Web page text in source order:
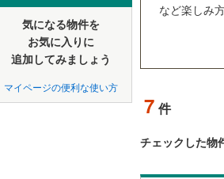
気になる物件を
お気に入りに
追加してみましょう
マイページの便利な使い方
など楽しみ
7 件
チェックした物
中国